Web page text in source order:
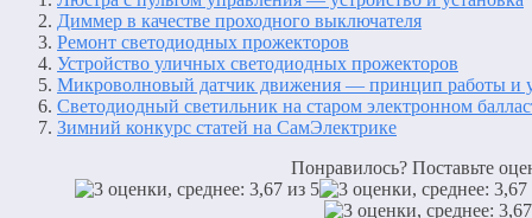
Диммер в качестве проходного выключателя
Ремонт светодиодных прожекторов
Устройство уличных светодиодных прожекторов
Микроволновый датчик движения — принцип работы и
Светодиодный светильник на старом электронном
Зимний конкурс статей на СамЭлектрике
Понравилось? Поставьте